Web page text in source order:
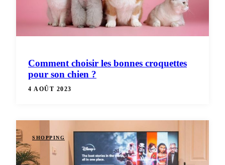
Comment choisir les bonnes croquettes
pour son chien ?
4 AOÛT 2023
SHOPPING